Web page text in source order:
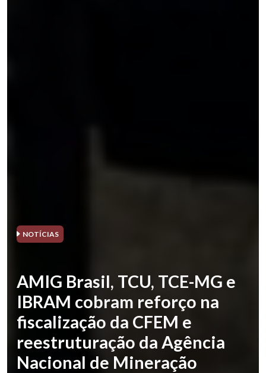
NOTÍCIAS
AMIG Brasil, TCU, TCE-MG e
IBRAM cobram reforço na
fiscalização da CFEM e
reestruturação da Agência
Nacional de Mineração